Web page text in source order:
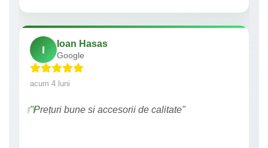
I
Ioan Hasas
Google
acum 4 luni
"Prețuri bune si accesorii de calitate"